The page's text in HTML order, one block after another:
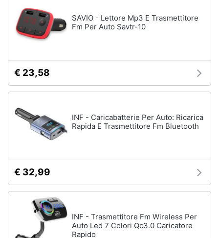
SAVIO - Lettore Mp3 E Trasmettitore
Fm Per Auto Savtr-10
€ 23,58
INF - Caricabatterie Per Auto: Ricarica
Rapida E Trasmettitore Fm Bluetooth
€ 32,99
INF - Trasmettitore Fm Wireless Per
Auto Led 7 Colori Qc3.0 Caricatore
Rapido